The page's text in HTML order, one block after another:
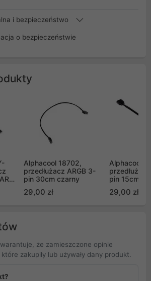
i bezpieczeństwo
o bezpieczeństwie
Alphacool 18702,
przedłużacz ARGB 3-
pin 30cm czarny
29,00 zł
Alphacool
pin 15cm
29,00 zł
że zamieszczone opinie
zakupiły lub używały dany produkt.